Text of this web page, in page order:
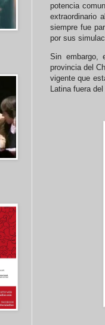
potencia
extraordinario
siempre fue
por sus
Sin embargo,
provincia del
vigente que
Latina fuera del